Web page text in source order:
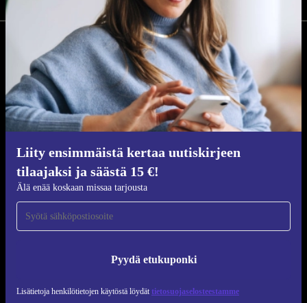
Liity ensimmäistä kertaa uutiskirjeen
tilaajaksi ja säästä 15 €!
Älä enää koskaan missaa tarjousta
Pyydä etukuponki
Lisätietoja henkilötietojen käytöstä löydät tietosuojaselosteestamme
YRITYS
Miksi refurbed
Kunnostusprosessi
Kestävyys
Laatu
Tietoa meistä